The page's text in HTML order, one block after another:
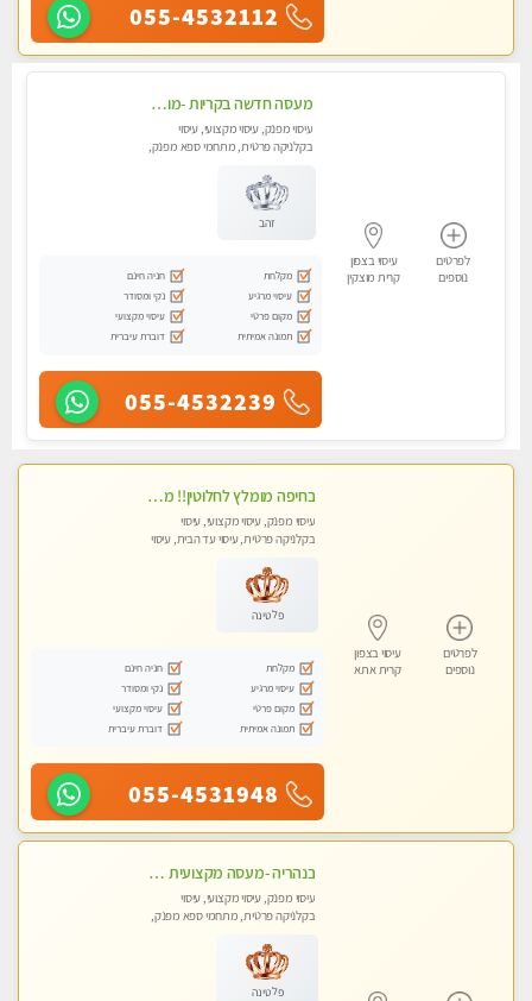
055-4532112
לפרטים
נוספים
עיסוי בצפון
קרית מוצקין
מעסה חדשה בקריות -מומלץ לחלוטין!! כל סוגי העיסויים מעסה מקצועית ואיכותית פרטי!! highly recommended..new in the city
עיסוי מפנק, עיסוי מקצועי, עיסוי
בקלניקה פרטית, מתחמי ספא מפנק,
זהב
מקלחת
חניה חינם
עיסוי מרגיע
נקי ומסודר
מקום פרטי
עיסוי מקצועי
תמונה אמיתית
דוברת עיברית
055-4532239
לפרטים
נוספים
עיסוי בצפון
קרית אתא
בחיפה מומלץ לחלוטין!! מעסה יפה איכותית מקצועית ומפנקת מאוד פרטי מומלץ בחום.עיסוי מפנק מאוווד.
עיסוי מפנק, עיסוי מקצועי, עיסוי
בקלניקה פרטית, עיסוי עד הבית, עיסוי
פלטינה
מקלחת
חניה חינם
עיסוי מרגיע
נקי ומסודר
מקום פרטי
עיסוי מקצועי
תמונה אמיתית
דוברת עיברית
055-4531948
בנהריה -מעסה מקצועית צעירה ואיכותית לעיסוי מרגיע ומפנק VIP-מומלץ לחלוטין! פרטי! ​​​​​​ Highly recommended
עיסוי מפנק, עיסוי מקצועי, עיסוי
בקלניקה פרטית, מתחמי ספא מפנק,
פלטינה